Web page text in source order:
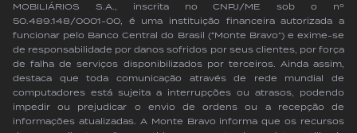
MOBILIÁRIOS S.A., inscrita no CNPJ/ME sob o nº
50.489.148/0001-00, é uma instituição financeira autorizada a
funcionar pelo Banco Central do Brasil (“Monte Bravo”) e exime-se
de responsabilidade por danos sofridos por seus clientes, por força
de falha de serviços disponibilizados por terceiros. Ainda assim,
destaca que toda comunicação através de rede mundial de
computadores está sujeita a interrupções ou atrasos, podendo
impedir ou prejudicar o envio de ordens ou a recepção de
informações atualizadas. A Monte Bravo informa que os recursos